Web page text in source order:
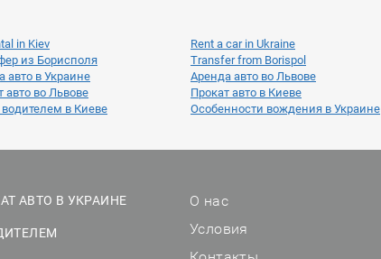
in Kiev Rent a car in Ukraine
из Борисполя
Transfer from Borispol
авто в Украине
Аренда авто во Львове
авто во Львове
Прокат авто в Киеве
водителем в Киеве
Особенности вождения в Украине
АВТО В УКРАИНЕ
О нас
Условия